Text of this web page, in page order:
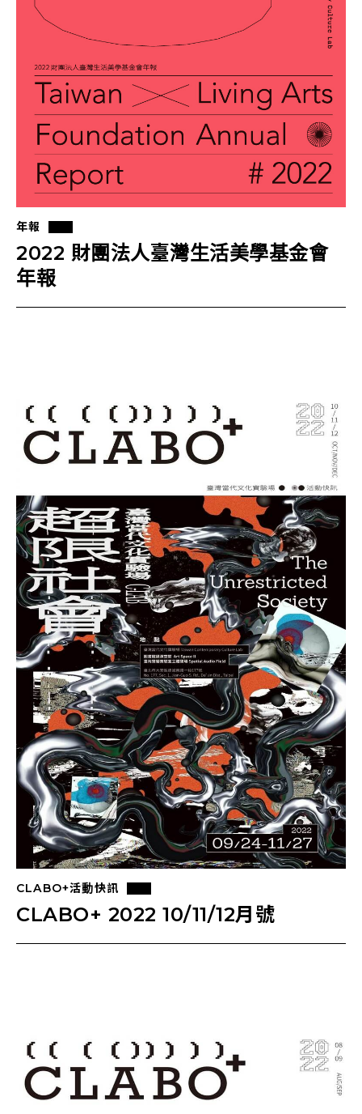
年報
2022 財團法人臺灣生活美學基金會
年報
CLABO+活動快訊
CLABO+ 2022 10/11/12月號